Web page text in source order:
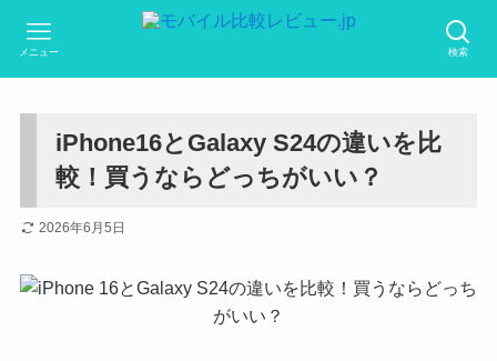
検索
メニュー
iPhone16とGalaxy S24の違いを比
較！買うならどっちがいい？
2026年6月5日